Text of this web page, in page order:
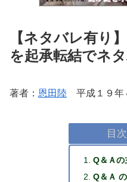
【ネタバレ有り
を起承転結でネ
著者： 恩田陸 平成１９年
目次
Q＆Ａの
Q＆Ａ